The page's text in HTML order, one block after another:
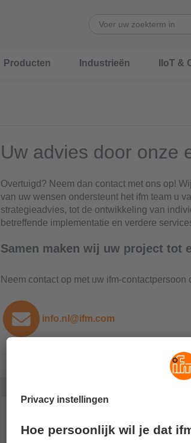
Producten Industrieën IIoT &
Uw advies door onze
Overtuigd? Neem dan contact met ons op!
van uw wensen ondersteunt het ifm team u
strategieadvies, tot de ontwikkeling van
betreffende implementatie en verdere
Samen maken wij uw project tot
Neem contact op met uw ifm-
info.nl@ifm.com
U wilt meer weten over het moneo